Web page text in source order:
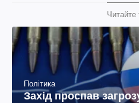
Читайте
Політика
Захід проспав